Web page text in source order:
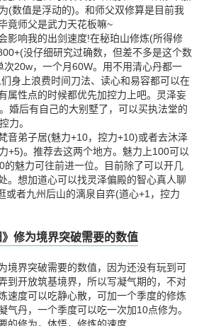
(数值是浮动的)。和师父双修算是目前我
竟师父是武力天花板嘛~
响我的出剑速度!在秘珀山修炼(所得修
没仔细研究过确数，但差不多是这个数
20w，一个月60W。用不用清心丹都一
身上浪费时间刀法、读心和易容都可以在
属性点的时候都优先加控力上吧。灵泽妄
婚后有自己的大别墅了，可以买执法堂的
力。
弟子居(魅力+10，控力+10)或者去沐泽
+5)。推荐去这两个地方。魅力上100可以
的魅力可往前进一位。目前除了可以开几
。想加道心可以找灵泽偏殿的智心真人聊
或者九州后山的漓泉自弈(道心+1，控力
修为境界突破需要的数值
界突破需要的数值，因为还没有玩到可
到开放筑基境界，所以写凝气期的，不对
速度可以吃静心散，可加一个季度的修炼
气丹，一个季度可以吃一次加10点修为。